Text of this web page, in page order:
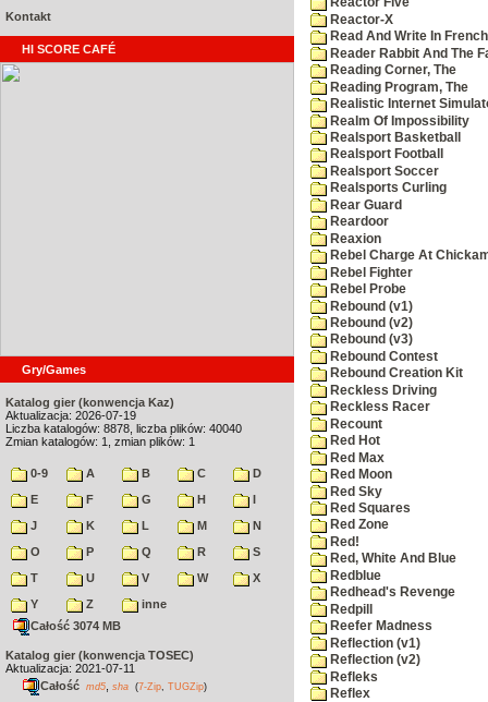
Kontakt
HI SCORE CAFÉ
Gry/Games
Katalog gier (konwencja Kaz)
Aktualizacja: 2026-07-19
Liczba katalogów: 8878, liczba plików: 40040
Zmian katalogów: 1, zmian plików: 1
0-9 A B C
D
E
F G H
I
J
K L M
N
O
P Q R
S
T
U V W
X
Y
Z
inne
Całość 3074 MB
Katalog gier (konwencja TOSEC)
Aktualizacja: 2021-07-11
Całość md5 sha (7-Zip TUGZip)
Reactor-X
Read And Write In
Reader Rabbit And The
Reading Corner, The
Reading Program, The
Realistic Internet
Realm Of Impossibility
Realsport Basketball
Realsport Football
Realsport Soccer
Realsports Curling
Rear Guard
Reardoor
Reaxion
Rebel Charge At
Rebel Fighter
Rebel Probe
Rebound (v1)
Rebound (v2)
Rebound (v3)
Rebound Contest
Rebound Creation Kit
Reckless Driving
Reckless Racer
Recount
Red Hot
Red Max
Red Moon
Red Sky
Red Squares
Red Zone
Red!
Red, White And Blue
Redblue
Redhead's Revenge
Redpill
Reefer Madness
Reflection (v1)
Reflection (v2)
Refleks
Reflex